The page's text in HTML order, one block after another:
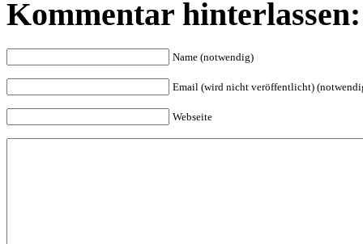
Kommentar hinterlassen:
Name (notwendig)
Email (wird nicht veröffentlicht)
Webseite